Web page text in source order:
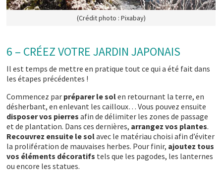
(Crédit photo : Pixabay)
6 – CRÉEZ VOTRE JARDIN JAPONAIS
Il est temps de mettre en pratique tout ce qui a été fait dans
les étapes précédentes !
Commencez par préparer le solen retournant la terre, en
désherbant, en enlevant les cailloux… Vous pouvez ensuite
disposer vos pierres afin de délimiter les zones de passage
et de plantation. Dans ces dernières, arrangez vos plantes.
Recouvrez ensuite le solavec le matériau choisi afin d’éviter
la prolifération de mauvaises herbes. Pour finir, ajoutez tous
vos éléments décoratifs tels que les pagodes, les lanternes
ou encore les statues.